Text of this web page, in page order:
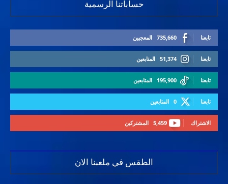
حساباتنا الرسمية
735,660 المعجبين تابعنا
51,374 المتابعين تابعنا
195,900 المتابعين تابعنا
0 المتابعين تابعنا
5,459 المشتركين الاشتراك
الطقس في ملعبنا الان